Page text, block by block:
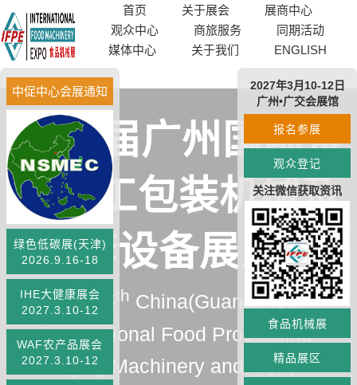
首页 关于展会
展商中心
观众中心
商旅服务
同期活动
媒体中心
关于我们 ENGLISH
第35届广州国际食
品加工包装机械及
配套设备展览会
The 35 th China(Guangzhou)
lnternational Food Processing
Packaging Machinery and Equipment
中促中心会展通知
绿色低碳展(天津)
2026.9.16-18
IHE大健康展会
2027.3.10-12
WAF农产品展会
2027.3.10-12
2027年3月10-12日
广州•广交会展馆
报名参展
观众登记
关注微信获取资讯
食品机械展
精品展区